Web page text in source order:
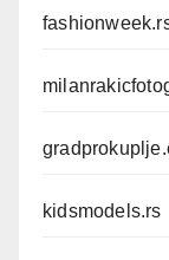
kidsmodels.rs